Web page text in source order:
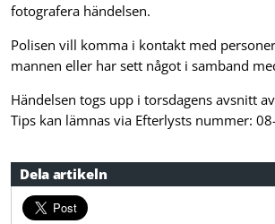
Dela artikeln
fotografera händelsen.
Polisen vill komma i kontakt med
mannen eller har sett något i samband
Händelsen togs upp i torsdagens avsnitt
Tips kan lämnas via Efterlysts nummer: